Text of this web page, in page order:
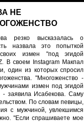
НЕ
резко высказалась о
назвала это попыткой
измен "под эгидой
В своем Instagram Макпал
один из которых спросил
"Многоженство -
измен под эгидой
заявила Исабекова. Саму
По словам певицы,
с мужчиной, увлекшимся
"Если спрашиваете мое